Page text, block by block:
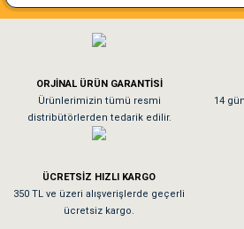
Gönder
El**** Ek******
Köpeğim bayıldı hediyeler için teşekkürler
As**** Tu******
Tavşanım kafesinin kalitesine ve paketlemesine
Sa**** On******
ORJİNAL ÜRÜN GARANTİSİ
Ürünlerimizin tümü resmi
distribütörlerden tedarik edilir.
14
ÜCRETSİZ HIZLI KARGO
350 TL ve üzeri alışverişlerde geçerli
ücretsiz kargo.